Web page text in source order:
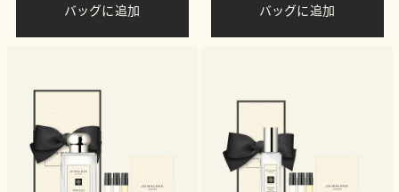
バッグに追加 バッグに追加